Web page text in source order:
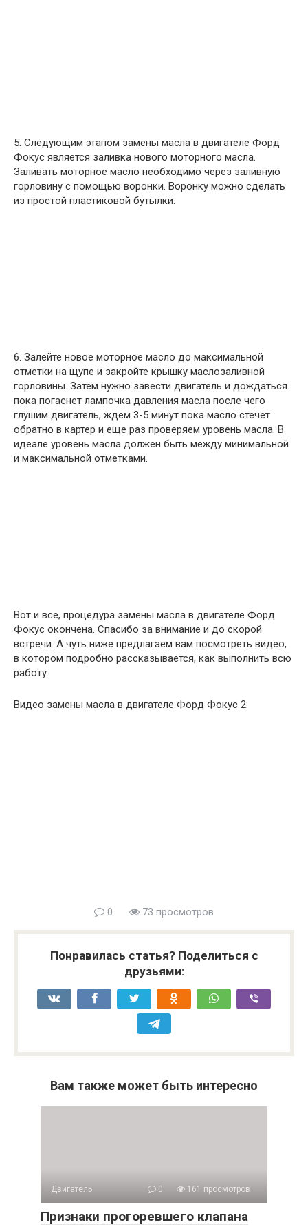
5. Следующим этапом замены масла в двигателе Форд
Фокус является заливка нового моторного масла.
Заливать моторное масло необходимо через заливную
горловину с помощью воронки. Воронку можно сделать
из простой пластиковой бутылки.
6. Залейте новое моторное масло до максимальной
отметки на щупе и закройте крышку маслозаливной
горловины. Затем нужно завести двигатель и дождаться
пока погаснет лампочка давления масла после чего
глушим двигатель, ждем 3-5 минут пока масло стечет
обратно в картер и еще раз проверяем уровень масла. В
идеале уровень масла должен быть между минимальной
и максимальной отметками.
Вот и все, процедура замены масла в двигателе Форд
Фокус окончена. Спасибо за внимание и до скорой
встречи. А чуть ниже предлагаем вам посмотреть видео,
в котором подробно рассказывается, как выполнить всю
работу.
Видео замены масла в двигателе Форд Фокус 2:
0 73 просмотров
Понравилась статья? Поделиться с
друзьями:
Вам также может быть интересно
Двигатель 0 161 просмотров
Признаки прогоревшего клапана